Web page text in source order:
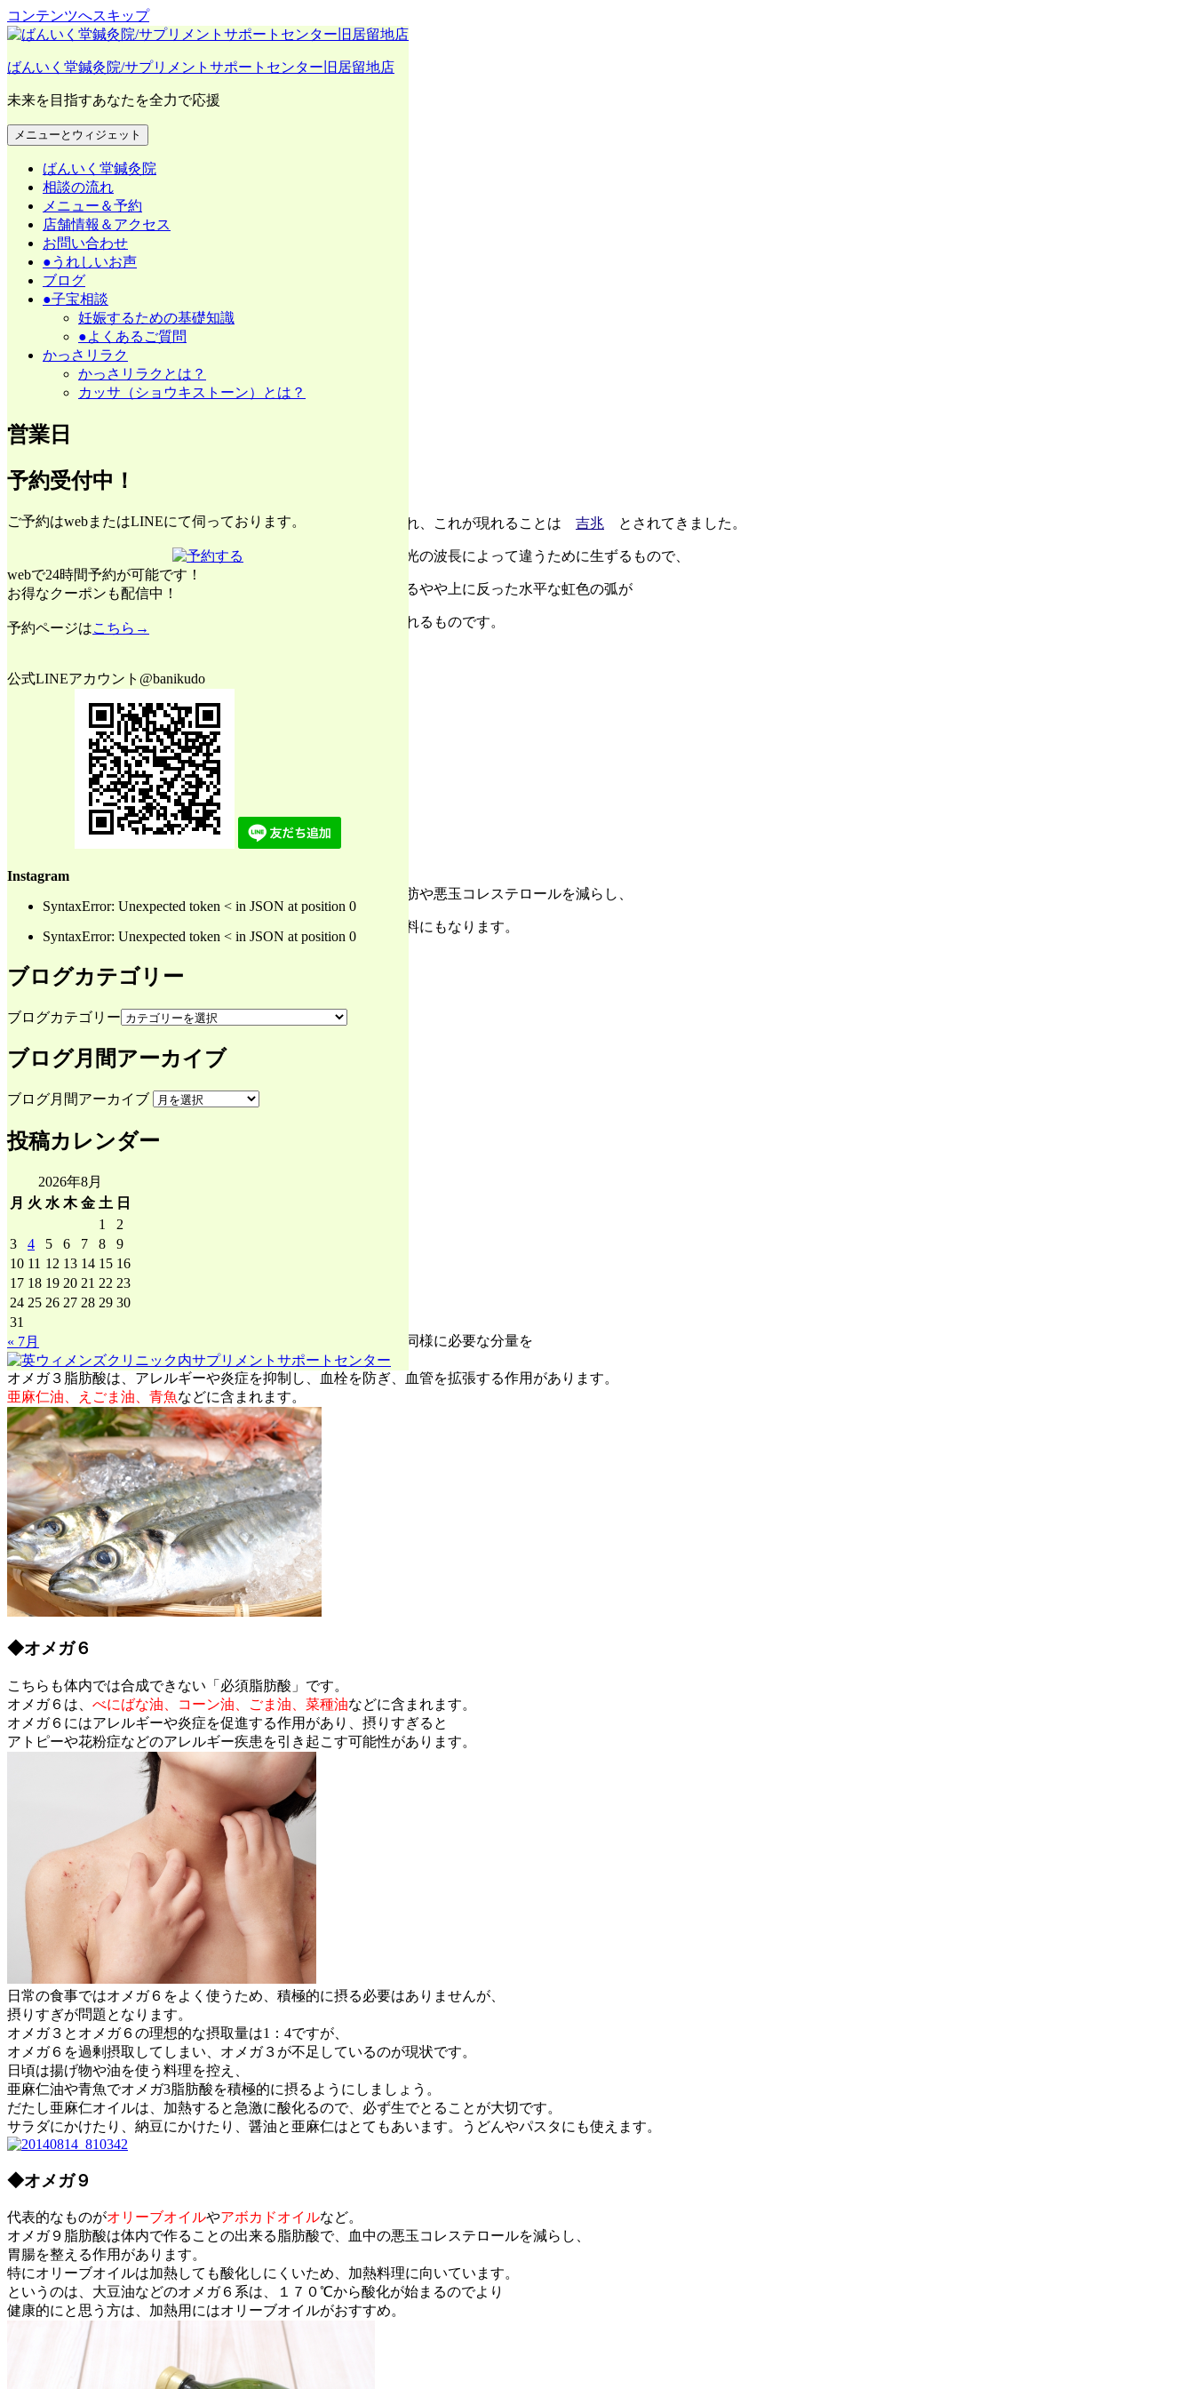
コンテンツへスキップ
ばんいく堂鍼灸院/サプリメントサポートセンター旧居留地店
未来を目指すあなたを全力で応援
メニューとウィジェット
ばんいく堂鍼灸院
相談の流れ
メニュー＆予約
店舗情報＆アクセス
お問い合わせ
●うれしいお声
ブログ
●子宝相談
妊娠するための基礎知識
●よくあるご質問
かっさリラク
かっさリラクとは？
カッサ（ショウキストーン）とは？
営業日
予約受付中！
ご予約はwebまたはLINEにて伺っております。
webで24時間予約が可能です！
お得なクーポンも配信中！
予約ページはこちら→
公式LINEアカウント@banikudo
Instagram
SyntaxError: Unexpected token < in JSON at position 0
SyntaxError: Unexpected token < in JSON at position 0
ブログカテゴリー
ブログカテゴリー
ブログ月間アーカイブ
ブログ月間アーカイブ
投稿カレンダー
2026年8月
月 火 水 木 金 土 日
1
2
3
4 5 6 7 8
9
10 11 12 13 14 15 16
17 18 19 20 21 22 23
24 25 26 27 28 29 30
31
« 7月
タグ: 植物性油
♪油にも色々とあるんです(*^_^*)♪
この記事は２０１７年５月２日に再編集しました。
皆さま、こんにちは！
昨日の昼間に久しぶりに彩雲を見かけました。
彩雲は雲が虹色に輝く現象で昔から 瑞相と一つであるとされ、これが現れることは 吉兆 とされてきました。
この現象は、日光が雲に含まれる水滴で回折し、その度合いが光の波長によって違うために生ずるもので、
大気現象の１つです。日の高い季節の昼間に太陽の下方に現れるやや上に反った水平な虹色の弧が
彩雲 として参照されることも多く、雲の中の氷晶により見られるものです。
植物性と、動物性 があります。
＜植物性の油について＞
植物性油は不飽和脂肪酸が多く、不飽和脂肪酸には
オメガ３・オメガ６・オメガ９
不飽和脂肪酸は、常温で溶けやすいのが特徴で血液中の中性脂肪や悪玉コレステロールを減らし、
血栓を防いでくれる働きがあります。体の細胞や組織を作る材料にもなります。
◆オメガ３
体内では合成できない「必須脂肪酸」で、ビタミンやミネラル同様に必要な分量を
食事から摂る必要があります。
オメガ３脂肪酸は、アレルギーや炎症を抑制し、血栓を防ぎ、血管を拡張する作用があります。
亜麻仁油、えごま油、青魚などに含まれます。
◆オメガ６
こちらも体内では合成できない「必須脂肪酸」です。
オメガ６は、 べにばな油、コーン油、ごま油、菜種油などに含まれます。
オメガ６にはアレルギーや炎症を促進する作用があり、摂りすぎると
アトピーや花粉症などのアレルギー疾患を引き起こす可能性があります。
日常の食事ではオメガ６をよく使うため、積極的に摂る必要はありませんが、
摂りすぎが問題となります。
オメガ３とオメガ６の理想的な摂取量は1：4ですが、
オメガ６を過剰摂取してしまい、オメガ３が不足しているのが現状です。
日頃は揚げ物や油を使う料理を控え、
亜麻仁油や青魚でオメガ3脂肪酸を積極的に摂るようにしましょう。
だたし亜麻仁オイルは、加熱すると急激に酸化るので、必ず生でとることが大切です。
サラダにかけたり、納豆にかけたり、醤油と亜麻仁はとてもあいます。うどんやパスタにも使えます。
◆オメガ９
代表的なものがオリーブオイルやアボカドオイルなど。
オメガ９脂肪酸は体内で作ることの出来る脂肪酸で、血中の悪玉コレステロールを減らし、
胃腸を整える作用があります。
特にオリーブオイルは加熱しても酸化しにくいため、加熱料理に向いています。
というのは、大豆油などのオメガ６系は、１７０℃から酸化が始まるのでより
健康的にと思う方は、加熱用にはオリーブオイルがおすすめ。